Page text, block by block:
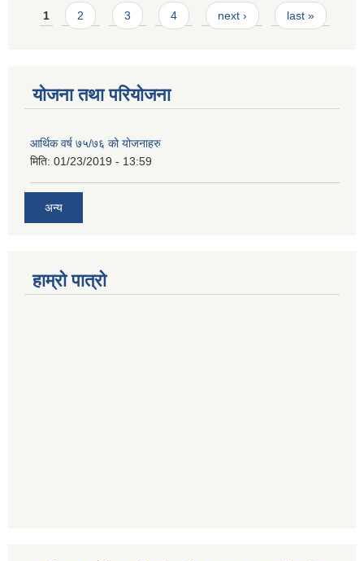
Pages
1 2 3 4 next › last »
योजना तथा परियोजना
आर्थिक वर्ष ७५/७६ को योजनाहरु
मिति: 01/23/2019 - 13:59
अन्य
हाम्रो पात्रो